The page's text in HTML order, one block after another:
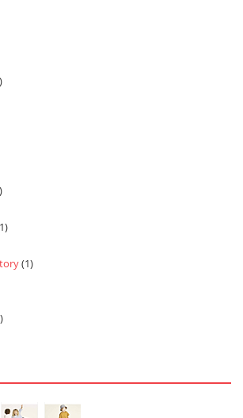
(1)